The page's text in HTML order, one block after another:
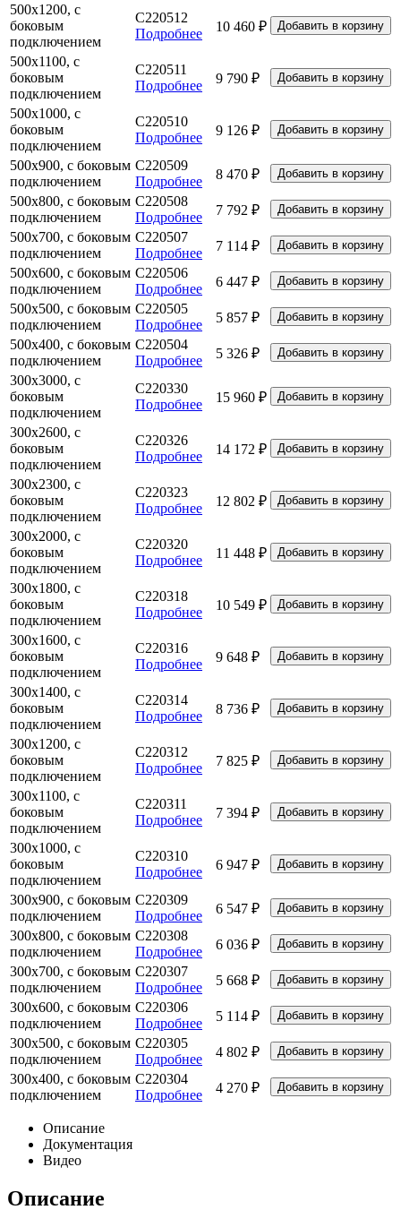
500х1200, с
боковым
подключением
C220512
Подробнее
10 460 ₽
500х1100, с
боковым
подключением
C220511
Подробнее
9 790 ₽
500х1000, с
боковым
подключением
C220510
Подробнее
9 126 ₽
500х900, с боковым
подключением
C220509
Подробнее
8 470 ₽
500х800, с боковым
подключением
C220508
Подробнее
7 792 ₽
500х700, с боковым
подключением
C220507
Подробнее
7 114 ₽
500х600, с боковым
подключением
C220506
Подробнее
6 447 ₽
500х500, с боковым
подключением
C220505
Подробнее
5 857 ₽
500х400, с боковым
подключением
C220504
Подробнее
5 326 ₽
300х3000, с
боковым
подключением
C220330
Подробнее
15 960 ₽
300х2600, с
боковым
подключением
C220326
Подробнее
14 172 ₽
300х2300, с
боковым
подключением
C220323
Подробнее
12 802 ₽
300х2000, с
боковым
подключением
C220320
Подробнее
11 448 ₽
300х1800, с
боковым
подключением
C220318
Подробнее
10 549 ₽
300х1600, с
боковым
подключением
C220316
Подробнее
9 648 ₽
300х1400, с
боковым
подключением
C220314
Подробнее
8 736 ₽
300х1200, с
боковым
подключением
C220312
Подробнее
7 825 ₽
300х1100, с
боковым
подключением
C220311
Подробнее
7 394 ₽
300х1000, с
боковым
подключением
C220310
Подробнее
6 947 ₽
300х900, с боковым
подключением
C220309
Подробнее
6 547 ₽
300х800, с боковым
подключением
C220308
Подробнее
6 036 ₽
300х700, с боковым
подключением
C220307
Подробнее
5 668 ₽
300х600, с боковым
подключением
C220306
Подробнее
5 114 ₽
300х500, с боковым
подключением
C220305
Подробнее
4 802 ₽
300х400, с боковым
подключением
C220304
Подробнее
4 270 ₽
Описание
Документация
Видео
Описание